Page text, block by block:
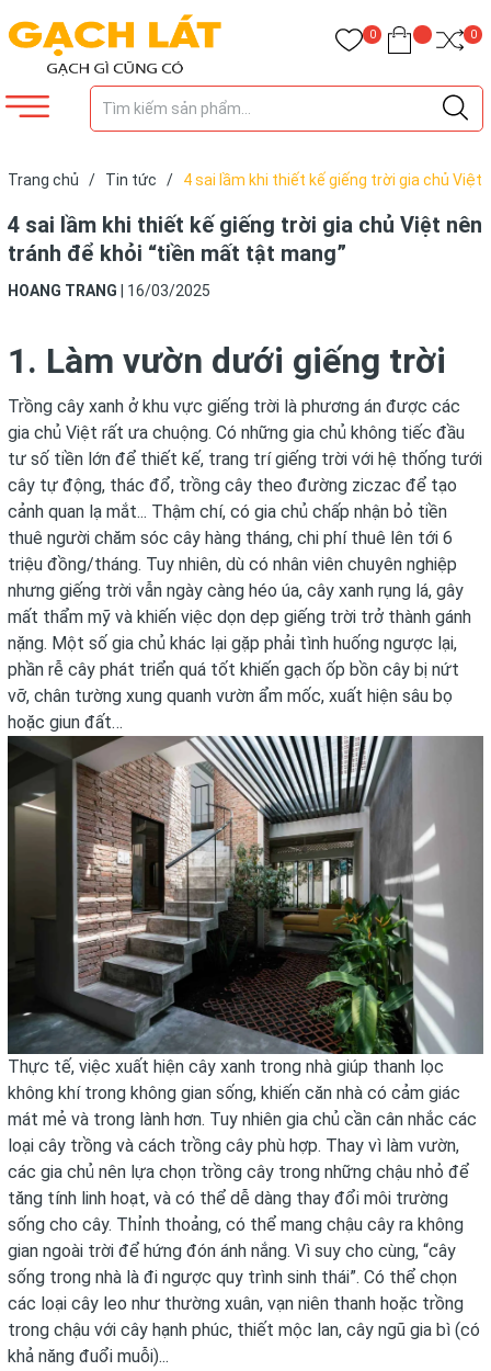
0 0
Trang chủ / Tin tức /
4 sai lầm khi thiết kế giếng trời gia chủ Việt
4 sai lầm khi thiết kế giếng trời gia chủ Việt nên
tránh để khỏi “tiền mất tật mang”
HOANG TRANG 16/03/2025
1. Làm vườn dưới giếng trời
Trồng cây xanh ở khu vực giếng trời là phương án được các
gia chủ Việt rất ưa chuộng. Có những gia chủ không tiếc đầu
tư số tiền lớn để thiết kế, trang trí giếng trời với hệ thống tưới
cây tự động, thác đổ, trồng cây theo đường ziczac để tạo
cảnh quan lạ mắt... Thậm chí, có gia chủ chấp nhận bỏ tiền
thuê người chăm sóc cây hàng tháng, chi phí thuê lên tới 6
triệu đồng/tháng. Tuy nhiên, dù có nhân viên chuyên nghiệp
nhưng giếng trời vẫn ngày càng héo úa, cây xanh rụng lá, gây
mất thẩm mỹ và khiến việc dọn dẹp giếng trời trở thành gánh
nặng. Một số gia chủ khác lại gặp phải tình huống ngược lại,
phần rễ cây phát triển quá tốt khiến gạch ốp bồn cây bị nứt
vỡ, chân tường xung quanh vườn ẩm mốc, xuất hiện sâu bọ
hoặc giun đất…
Thực tế, việc xuất hiện cây xanh trong nhà giúp thanh lọc
không khí trong không gian sống, khiến căn nhà có cảm giác
mát mẻ và trong lành hơn. Tuy nhiên gia chủ cần cân nhắc các
loại cây trồng và cách trồng cây phù hợp. Thay vì làm vườn,
các gia chủ nên lựa chọn trồng cây trong những chậu nhỏ để
tăng tính linh hoạt, và có thể dễ dàng thay đổi môi trường
sống cho cây. Thỉnh thoảng, có thể mang chậu cây ra không
gian ngoài trời để hứng đón ánh nắng. Vì suy cho cùng, “cây
sống trong nhà là đi ngược quy trình sinh thái”. Có thể chọn
các loại cây leo như thường xuân, vạn niên thanh hoặc trồng
trong chậu với cây hạnh phúc, thiết mộc lan, cây ngũ gia bì (có
khả năng đuổi muỗi)...